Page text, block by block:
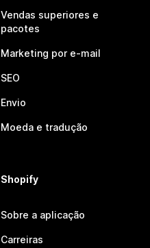
Vendas superiores e
pacotes
Marketing por e-mail
SEO
Envio
Moeda e tradução
Shopify
Sobre a aplicação
Carreiras